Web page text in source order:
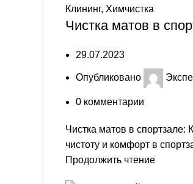
Клининг, Химчистка
Чистка матов в
29.07.2023
Опубликовано
0 комментарии
Чистка матов в
чистоту и комфорт в
Продолжить чтение